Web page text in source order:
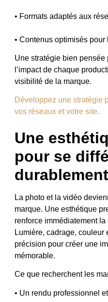
• Formats adaptés aux
• Contenus optimisés
Une stratégie bien pensée
l’impact de chaque
visibilité de la marque.
Développez une stratégie
vos réseaux et votre site.
Une
pour se
durablement
La photo et la vidéo
marque. Une esthétique
renforce immédiatement
Lumière, cadrage,
précision pour créer une
mémorable.
Ce que recherchent les
• Un rendu professionnel